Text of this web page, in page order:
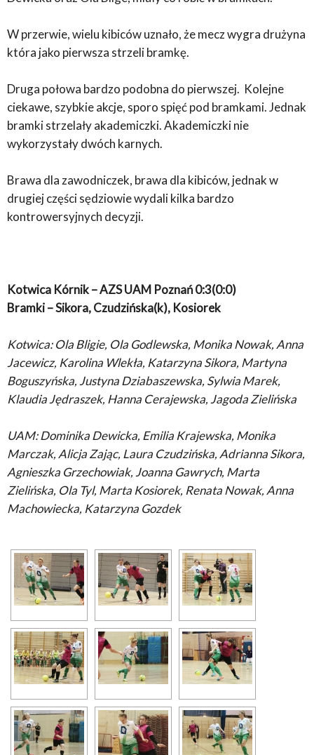
W przerwie, wielu kibiców uznało, że mecz wygra drużyna
która jako pierwsza strzeli bramkę.
Druga połowa bardzo podobna do pierwszej. Kolejne
ciekawe, szybkie akcje, sporo spięć pod bramkami. Jednak
bramki strzelały akademiczki. Akademiczki nie
wykorzystały dwóch karnych.
Brawa dla zawodniczek, brawa dla kibiców, jednak w
drugiej części sędziowie wydali kilka bardzo
kontrowersyjnych decyzji.
Kotwica Kórnik – AZS UAM Poznań 0:3(0:0)
Bramki – Sikora, Czudzińska(k), Kosiorek
Kotwica: Ola Bligie, Ola Godlewska, Monika Nowak, Anna
Jacewicz, Karolina Wlekła, Katarzyna Sikora, Martyna
Boguszyńska, Justyna Dziabaszewska, Sylwia Marek,
Klaudia Jędraszek, Hanna Cerajewska, Jagoda Zielińska
UAM: Dominika Dewicka, Emilia Krajewska, Monika
Marczak, Alicja Zając, Laura Czudzińska, Adrianna Sikora,
Agnieszka Grzechowiak, Joanna Gawrych, Marta
Zielińska, Ola Tyl, Marta Kosiorek, Renata Nowak, Anna
Machowiecka, Katarzyna Gozdek